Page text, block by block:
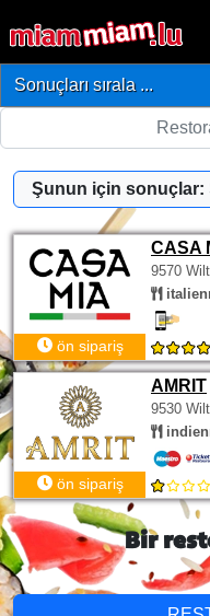
Şunun için sonuçlar:
CASA
9570
ön sipariş
AMRIT
9530
ön sipariş
Bir